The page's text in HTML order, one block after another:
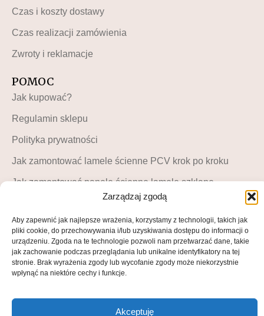
Zarządzaj zgodą
Aby zapewnić jak najlepsze wrażenia, korzystamy z technologii, takich jak
pliki cookie, do przechowywania i/lub uzyskiwania dostępu do informacji o
urządzeniu. Zgoda na te technologie pozwoli nam przetwarzać dane, takie
jak zachowanie podczas przeglądania lub unikalne identyfikatory na tej
stronie. Brak wyrażenia zgody lub wycofanie zgody może niekorzystnie
wpłynąć na niektóre cechy i funkcje.
Akceptuję
Czas i koszty dostawy
Czas realizacji zamówienia
Zwroty i reklamacje
POMOC
Jak kupować?
Regulamin sklepu
Polityka prywatności
Jak zamontować lamele ścienne PCV krok po kroku
Jak zamontować panele ścienne lamele szklane –
instrukcja krok po kroku
MOJE KONTO
Moje konto
Blog LuckyDekor
Lista życzeń